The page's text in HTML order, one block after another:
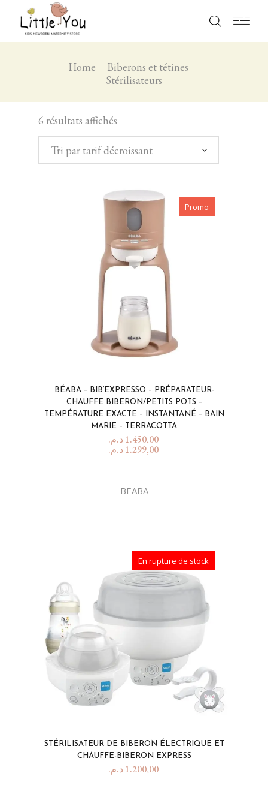
Home
Biberons et tétines
Stérilisateurs
6 résultats affichés
Tri par tarif décroissant
Promo
BÉABA – BIB’EXPRESSO – PRÉPARATEUR-
CHAUFFE BIBERON/PETITS POTS –
TEMPÉRATURE EXACTE – INSTANTANÉ – BAIN
MARIE – TERRACOTTA
1.450,00د.م.
1.299,00 د.م.
BEABA
En rupture de stock
STÉRILISATEUR DE BIBERON ÉLECTRIQUE ET
CHAUFFE-BIBERON EXPRESS
1.200,00 د.م.